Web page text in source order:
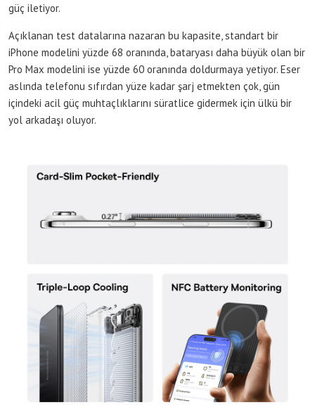
güç iletiyor.
Açıklanan test datalarına nazaran bu kapasite, standart bir
iPhone modelini yüzde 68 oranında, bataryası daha büyük olan bir
Pro Max modelini ise yüzde 60 oranında doldurmaya yetiyor. Eser
aslında telefonu sıfırdan yüze kadar şarj etmekten çok, gün
içindeki acil güç muhtaçlıklarını süratlice gidermek için ülkü bir
yol arkadaşı oluyor.